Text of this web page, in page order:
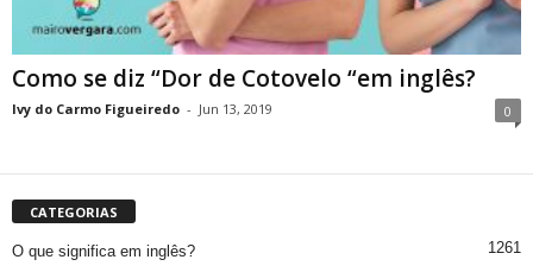
Como se diz “Dor de Cotovelo “em inglês?
Ivy do Carmo Figueiredo - Jun 13, 2019 0
CATEGORIAS
O que significa em inglês? 1261